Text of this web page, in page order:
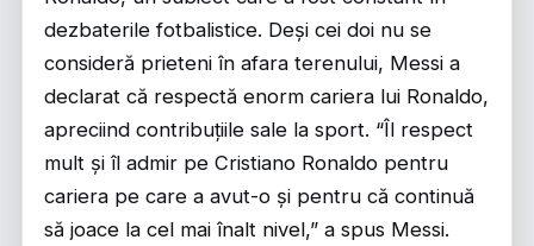
dezbaterile fotbalistice. Deși cei doi nu se
consideră prieteni în afara terenului, Messi a
declarat că respectă enorm cariera lui Ronaldo,
apreciind contribuțiile sale la sport. “Îl respect
mult și îl admir pe Cristiano Ronaldo pentru
cariera pe care a avut-o și pentru că continuă
să joace la cel mai înalt nivel,” a spus Messi.